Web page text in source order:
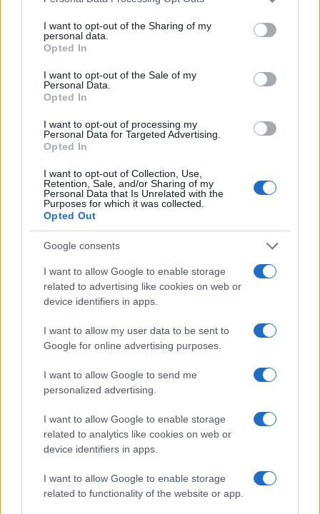
not limited to your visit or usage behaviour. You may click to
grant or deny consent to Google and its third-party tags to
use your data for below specified purposes in below Google
consent section.
I want to opt-out of the Sharing of my
personal data.
Opted In
I want to opt-out of the Sale of my
Personal Data.
Opted In
I want to opt-out of processing my
Personal Data for Targeted Advertising.
Opted In
I want to opt-out of Collection, Use,
Retention, Sale, and/or Sharing of my
Personal Data that Is Unrelated with the
Purposes for which it was collected.
Opted Out
Google consents
I want to allow Google to enable storage
related to advertising like cookies on web or
device identifiers in apps.
I want to allow my user data to be sent to
Google for online advertising purposes.
I want to allow Google to send me
personalized advertising.
I want to allow Google to enable storage
related to analytics like cookies on web or
device identifiers in apps.
I want to allow Google to enable storage
related to functionality of the website or app.
Christmas World a Roma, la
Capitale ospiterà il villaggio
Alla Galleria Giovanni XXIII arriva
3 anni fa
Precedente
MONTEROTONDO
Furti in abitazione,
arrestati due
georgiani: i
dettagli
Successiva
ULTIM’ORA
condannato per
ARTICOLI CORRELATI
Christmas World a Roma, la Capitale ospiterà il